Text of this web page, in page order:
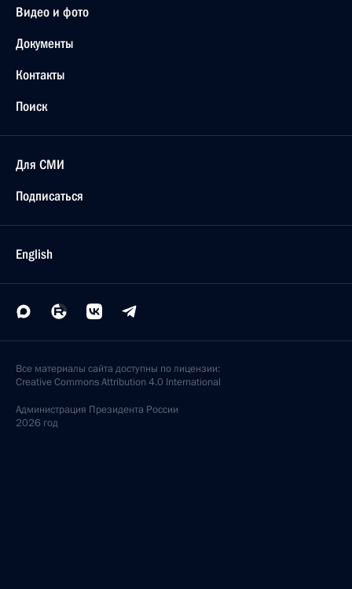
Видео и фото
Документы
Контакты
Поиск
Для СМИ
Подписаться
English
Все материалы сайта доступны по лицензии:
Creative Commons Attribution 4.0 International
Администрация Президента России
2026 год